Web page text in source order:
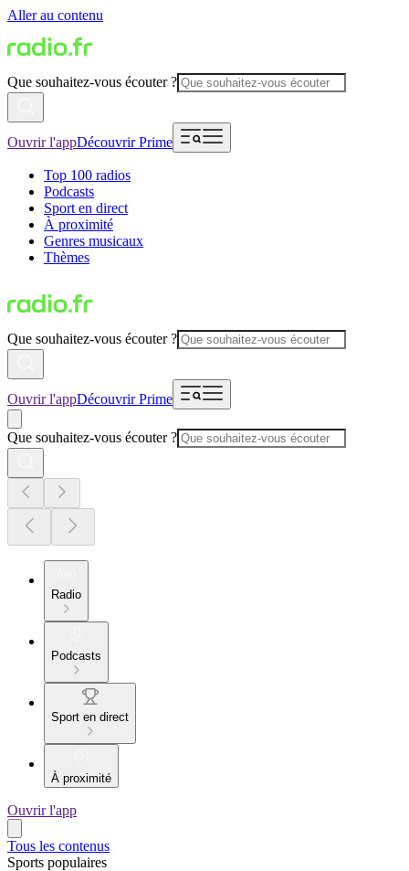
Aller au contenu
Que souhaitez-vous écouter ?
Ouvrir l'appDécouvrir Prime
Top 100 radios
Podcasts
Sport en direct
À proximité
Genres musicaux
Thèmes
Que souhaitez-vous écouter ?
Ouvrir l'appDécouvrir Prime
Que souhaitez-vous écouter ?
Radio
Podcasts
Sport en direct
À proximité
Ouvrir l'app
Tous les contenus
Sports populaires